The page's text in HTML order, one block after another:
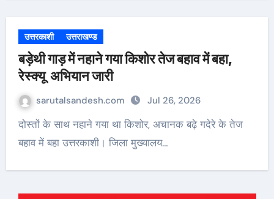
उत्तरकाशी उत्तराखण्ड
बड़ेथी गाड़ में नहाने गया किशोर तेज बहाव में बहा,
रेस्क्यू अभियान जारी
sarutalsandesh.com Jul 26, 2026
दोस्तों के साथ नहाने गया था किशोर, अचानक बढ़े गदेरे के तेज
बहाव में बहा उत्तरकाशी। जिला मुख्यालय…